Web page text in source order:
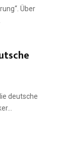
Über
deutsche